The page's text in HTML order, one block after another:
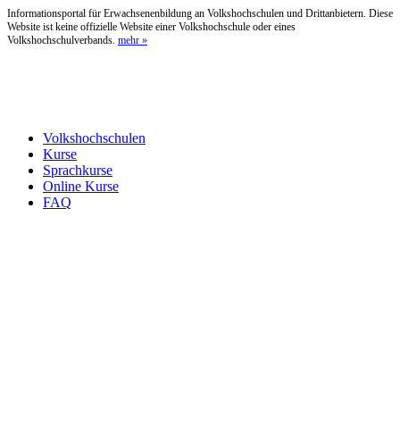
Informationsportal für Erwachsenenbildung an Volkshochschulen und Drittanbietern. Diese
Website ist keine offizielle Website einer Volkshochschule oder eines
Volkshochschulverbands. mehr »
Volkshochschulen
Kurse
Sprachkurse
Online Kurse
FAQ